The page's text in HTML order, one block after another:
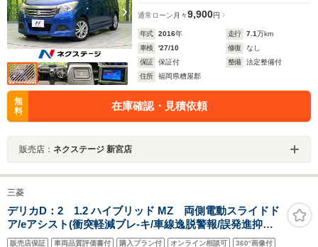
通常ローン 月々9,900円
年式 2016年 走行 7.1万km
車検
'27/10 修復
なし
保証
保証付 整備
法定整備付
住所
福岡県糟屋郡
無
料
在庫確認・見積依頼
販売店： ネクステージ 新宮店
三菱
デリカD：2 1.2 ハイブリッド MZ 両側電動スライドド
ア/eアシスト(衝突軽減ブレ-キ/車線逸脱警報/誤発進抑制/
先行車発進告知/レーダークルコン/ハイビームアシスト/リ
販売店保証 車両品質評価書付 購入プラン付 オンライン相談可 360°画像付